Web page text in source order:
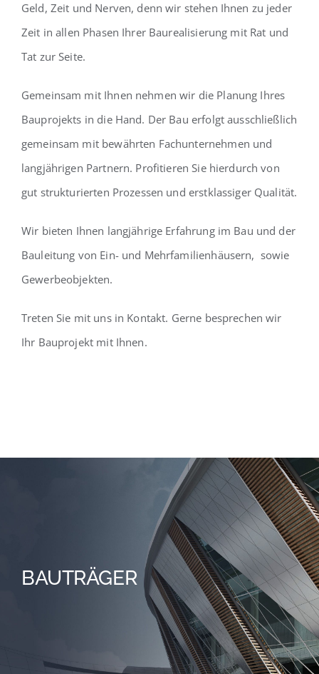
Geld, Zeit und Nerven, denn wir stehen Ihnen zu jeder
Zeit in allen Phasen Ihrer Baurealisierung mit Rat und
Tat zur Seite.
Gemeinsam mit Ihnen nehmen wir die Planung Ihres
Bauprojekts in die Hand. Der Bau erfolgt ausschließlich
gemeinsam mit bewährten Fachunternehmen und
langjährigen Partnern. Profitieren Sie hierdurch von
gut strukturierten Prozessen und erstklassiger Qualität.
Wir bieten Ihnen langjährige Erfahrung im Bau und der
Bauleitung von Ein- und Mehrfamilienhäusern, sowie
Gewerbeobjekten.
Treten Sie mit uns in Kontakt. Gerne besprechen wir
Ihr Bauprojekt mit Ihnen.
BAUTRÄGER